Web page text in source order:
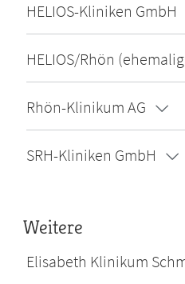
HELIOS-Kliniken GmbH
HELIOS/Rhön
Rhön-Klinikum AG
SRH-Kliniken GmbH
Weitere
Elisabeth Klinikum